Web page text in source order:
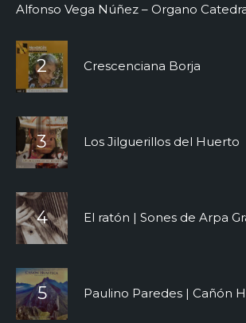
Alfonso Vega Núñez – Organo
Crescenciana Borja
Los Jilguerillos del Huerto
El ratón | Sones de Arpa
Paulino Paredes | Cañón